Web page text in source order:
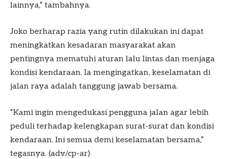
lainnya,” tambahnya.
Joko berharap razia yang rutin dilakukan ini dapat
meningkatkan kesadaran masyarakat akan
pentingnya mematuhi aturan lalu lintas dan menjaga
kondisi kendaraan. Ia mengingatkan, keselamatan di
jalan raya adalah tanggung jawab bersama.
“Kami ingin mengedukasi pengguna jalan agar lebih
peduli terhadap kelengkapan surat-surat dan kondisi
kendaraan. Ini semua demi keselamatan bersama,”
tegasnya. (adv/cp-ar)